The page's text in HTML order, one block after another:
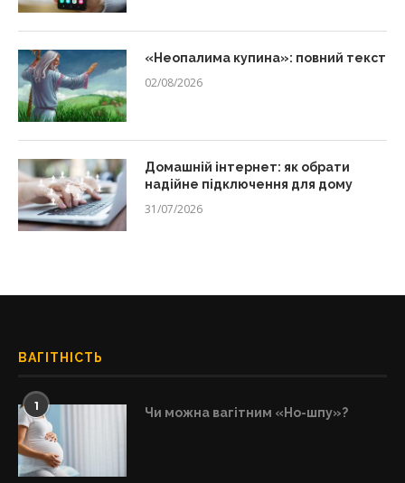
«Неопалима купина»: повний текст
02/08/2026
Домашній інтернет: як обрати
надійне підключення для дому
31/07/2026
ВАГІТНІСТЬ
1 Чи можна вагітним «Но-шпу»?